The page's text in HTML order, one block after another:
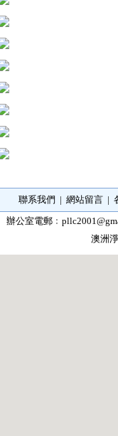
聯系我們 | 網站留言|
辦公室電郵﹕
澳洲